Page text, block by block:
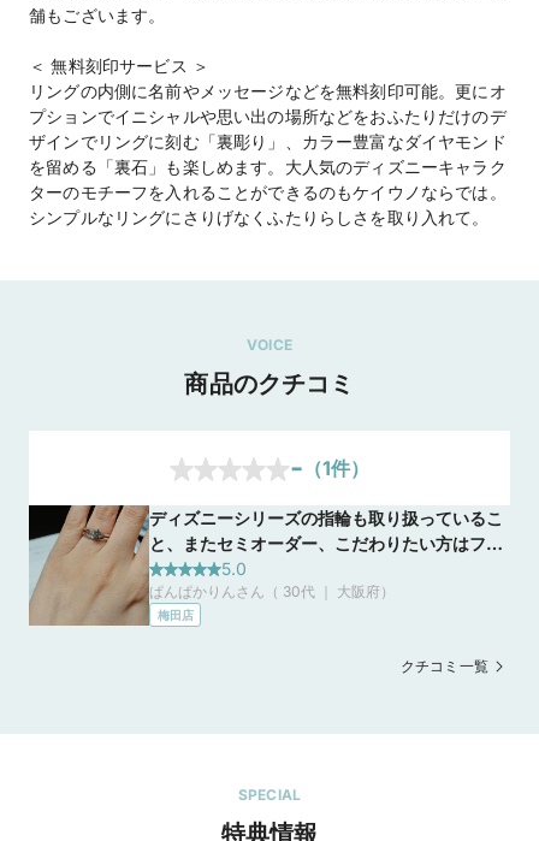
舗もございます。
＜ 無料刻印サービス ＞
リングの内側に名前やメッセージなどを無料刻印可能。更にオ
プションでイニシャルや思い出の場所などをおふたりだけのデ
ザインでリングに刻む「裏彫り」、カラー豊富なダイヤモンド
を留める「裏石」も楽しめます。大人気のディズニーキャラク
ターのモチーフを入れることができるのもケイウノならでは。
シンプルなリングにさりげなくふたりらしさを取り入れて。
VOICE
商品のクチコミ
- （1件）
ディズニーシリーズの指輪も取り扱っているこ
と、またセミオーダー、こだわりたい方はフル
オーダーもできると自分の好みにあわせて決め
れるところがおすすめかと思います。またダイ
ヤの輝きにこだわりたい方にもおすすめです。
5.0
ぱんぱかりんさん（ 30代 ｜ 大阪府）
梅田店
クチコミ一覧
SPECIAL
特典情報